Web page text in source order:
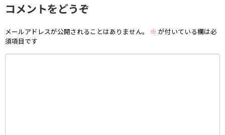
コメントをどうぞ
メールアドレスが公開されることはありません。 ※ が付いている欄は必
須項目です